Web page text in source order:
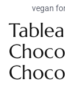
vegan